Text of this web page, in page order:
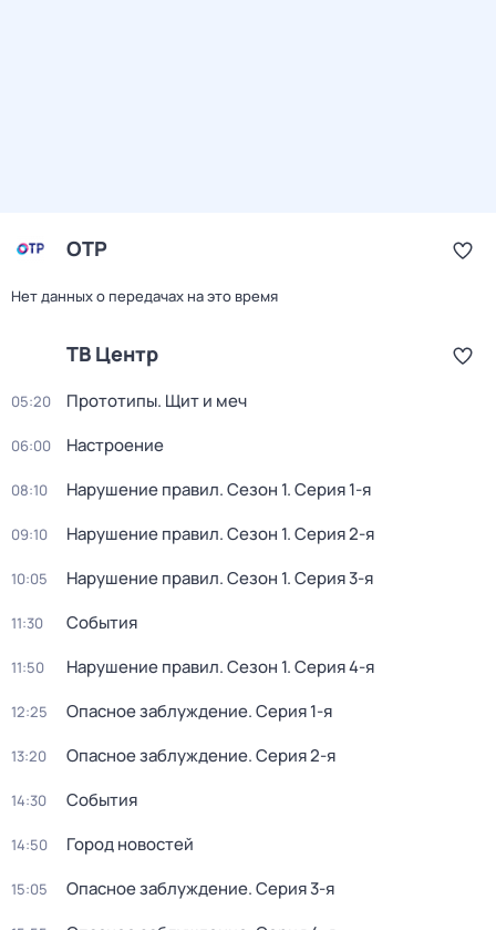
ОТР
Нет данных о передачах на это время
ТВ Центр
05:20 Прототипы. Щит и меч
06:00 Настроение
08:10 Нарушение правил. Сезон 1. Серия 1-я
09:10 Нарушение правил. Сезон 1. Серия 2-я
10:05 Нарушение правил. Сезон 1. Серия 3-я
11:30 События
11:50 Нарушение правил. Сезон 1. Серия 4-я
12:25 Опасное заблуждение. Серия 1-я
13:20 Опасное заблуждение. Серия 2-я
14:30 События
14:50 Город новостей
15:05 Опасное заблуждение. Серия 3-я